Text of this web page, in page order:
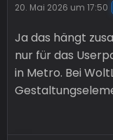
20. Mai 2026 um 17:50
Ja das hängt
nur für das
in Metro. Bei